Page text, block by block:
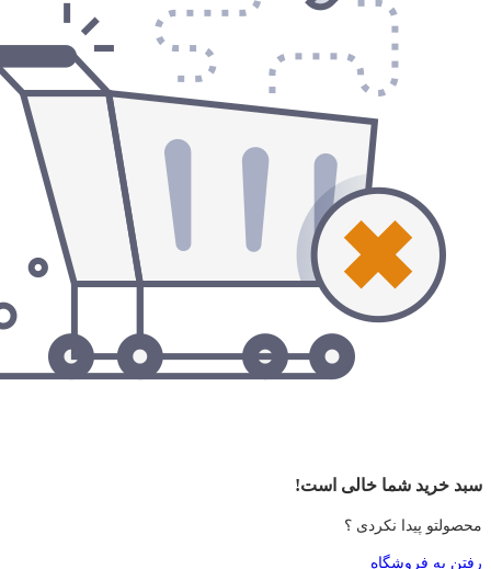
سبد خرید شما خالی است!
محصولتو پیدا نکردی ؟
رفتن به فروشگاه